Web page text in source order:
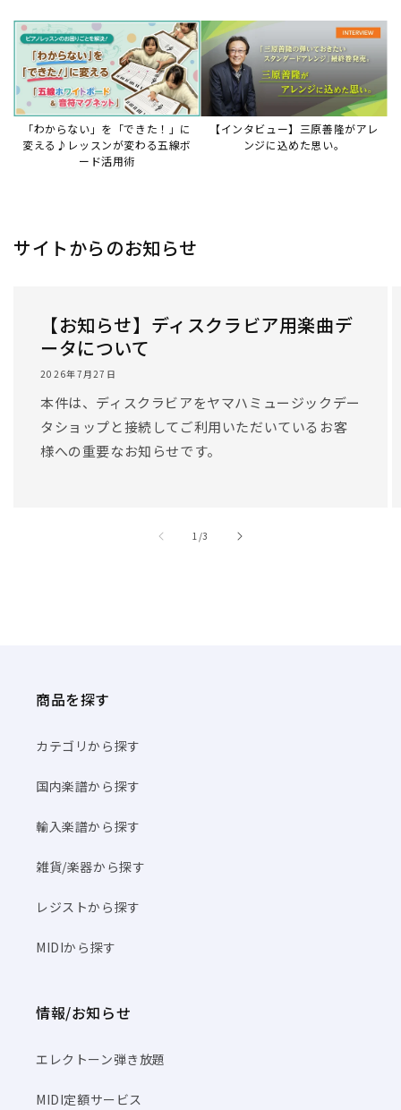
「わからない」を「できた！」に
変える♪レッスンが変わる五線ボ
ード活用術
【インタビュー】三原善隆がアレ
ンジに込めた思い。
サイトからのお知らせ
【お知らせ】ディスクラビア用楽曲デ
ータについて
2026年7月27日
本件は、ディスクラビアをヤマハミュージックデー
タショップと接続してご利用いただいているお客
様への重要なお知らせです。
1 //3
商品を探す
カテゴリから探す
国内楽譜から探す
輸入楽譜から探す
雑貨/楽器から探す
レジストから探す
MIDIから探す
情報/お知らせ
エレクトーン弾き放題
MIDI定額サービス